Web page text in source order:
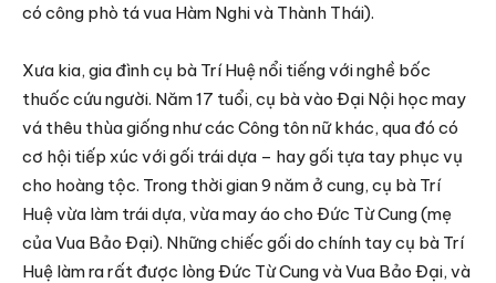
có công phò tá vua Hàm Nghi và Thành Thái).
Xưa kia, gia đình cụ bà Trí Huệ nổi tiếng với nghề bốc
thuốc cứu người. Năm 17 tuổi, cụ bà vào Đại Nội học may
vá thêu thùa giống như các Công tôn nữ khác, qua đó có
cơ hội tiếp xúc với gối trái dựa – hay gối tựa tay phục vụ
cho hoàng tộc. Trong thời gian 9 năm ở cung, cụ bà Trí
Huệ vừa làm trái dựa, vừa may áo cho Đức Từ Cung (mẹ
của Vua Bảo Đại). Những chiếc gối do chính tay cụ bà Trí
Huệ làm ra rất được lòng Đức Từ Cung và Vua Bảo Đại, và